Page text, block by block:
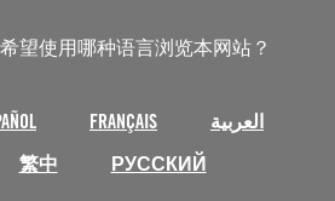
望使用哪种语言浏览本网站？
FRANÇAIS
العربية
繁中 РУССКИЙ